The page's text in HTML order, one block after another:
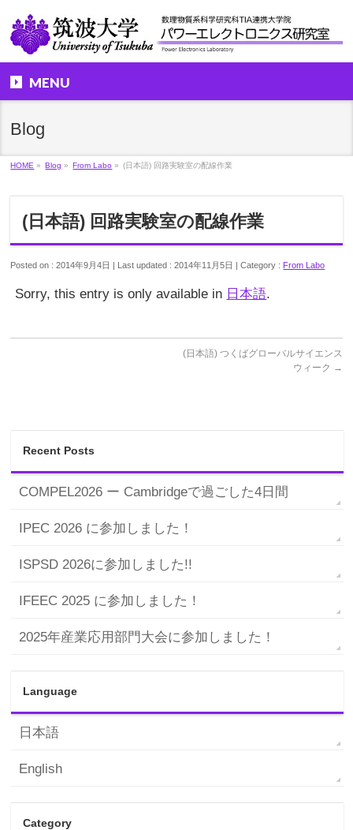
MENU
Blog
HOME » Blog » From Labo » (日本語) 回路実験室の配線作業
(日本語) 回路実験室の配線作業
Posted on : 2014年9月4日 Last updated : 2014年11月5日 Category : From Labo
Sorry, this entry is only available in 日本語.
(日本語) つくばグローバルサイエンス
ウィーク →
Recent Posts
COMPEL2026 ー Cambridgeで過ごした4日間
IPEC 2026 に参加しました！
ISPSD 2026に参加しました!!
IFEEC 2025 に参加しました！
2025年産業応用部門大会に参加しました！
Language
日本語
English
Category